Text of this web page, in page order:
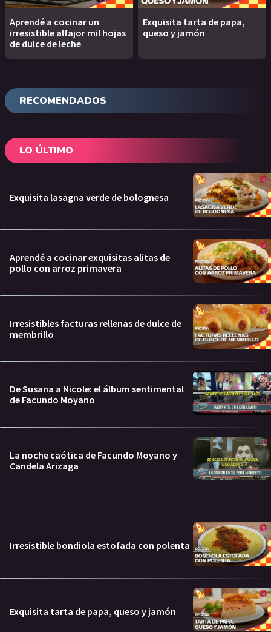
Aprendé a cocinar un
irresistible alfajor mil hojas
de dulce de leche
Exquisita tarta de papa,
queso y jamón
RECOMENDADOS
LO ÚLTIMO
Exquisita lasagna verde de bolognesa
Aprendé a cocinar exquisitas alitas de
pollo con arroz primavera
Irresistibles facturas rellenas de dulce de
membrillo
De Susana a Nicole: el álbum sentimental
de Facundo Moyano
La noche caótica de Facundo Moyano y
Candela Arizaga
Irresistible bondiola estofada con polenta
Exquisita tarta de papa, queso y jamón